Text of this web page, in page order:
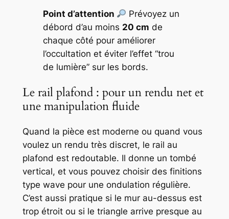
Point d’attention
Prévoyez un
débord d’au moins 20 cm de
chaque côté pour améliorer
l’occultation et éviter l’effet “trou
de lumière” sur les bords.
Le rail plafond : pour un rendu net et
une manipulation fluide
Quand la pièce est moderne ou quand vous
voulez un rendu très discret, le rail au
plafond est redoutable. Il donne un tombé
vertical, et vous pouvez choisir des finitions
type wave pour une ondulation régulière.
C’est aussi pratique si le mur au-dessus est
trop étroit ou si le triangle arrive presque au